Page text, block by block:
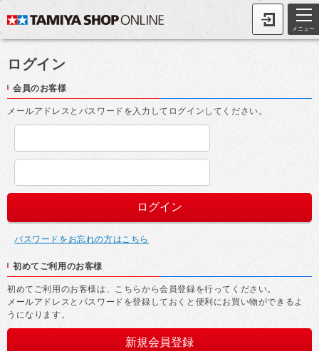
メニュー
ログイン
会員のお客様
メールアドレスとパスワードを入力してログインしてください。
パスワードをお忘れの方はこちら
初めてご利用のお客様
初めてご利用のお客様は、こちらから会員登録を行ってください。
メールアドレスとパスワードを登録しておくと便利にお買い物ができるよ
うになります。